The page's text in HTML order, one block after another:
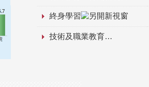
終身學習
技術及職業教育